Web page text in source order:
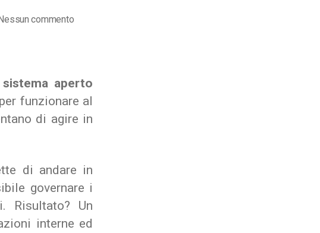
commentosu
sistema aperto
funzionare al
di agire in
di andare in
governare i
Risultato? Un
interne ed